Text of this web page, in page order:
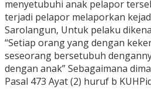
menyetubuhi anak pelapor
terjadi pelapor melaporkan
Sarolangun, Untuk pelaku
“Setiap orang yang dengan
seseorang bersetubuh
dengan anak” Sebagaimana
Pasal 473 Ayat (2) huruf b